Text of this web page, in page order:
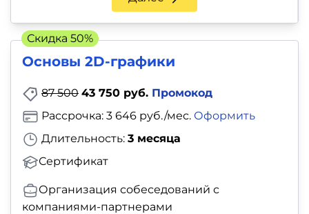
Основы 2D-графики
87 500 43 750 руб. Промокод
Длительность: 3 месяца
Сертификат
Рассрочка: 3 646 руб./мес. Оформить
Организация собеседований с
компаниями-партнерами
Скидка 50%